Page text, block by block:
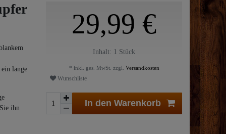
lange
ihn
29,99 €
Inhalt: 1 Stück
* inkl. ges. MwSt. zzgl. Versandkosten
Wunschliste
In den Warenkorb